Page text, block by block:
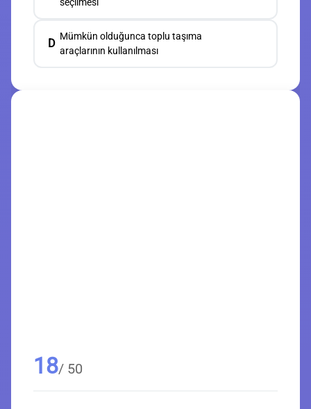
seçilmesi
D
Mümkün olduğunca toplu taşıma
araçlarının kullanılması
18/ 50